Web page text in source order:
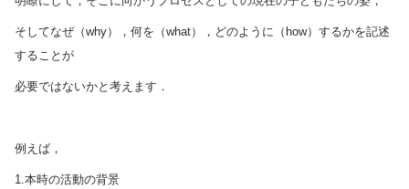
そしてなぜ（why），何を（what），どのように（how）するかを記述
することが
必要ではないかと考えます．
例えば，
1.本時の活動の背景